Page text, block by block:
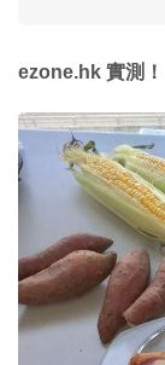
ezone.hk 實測！